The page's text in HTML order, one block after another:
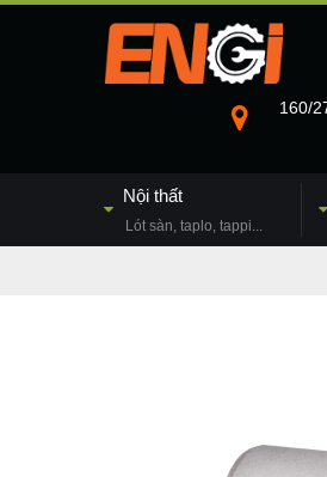
160/
Nội thất
Lót sàn, taplo, tappi...